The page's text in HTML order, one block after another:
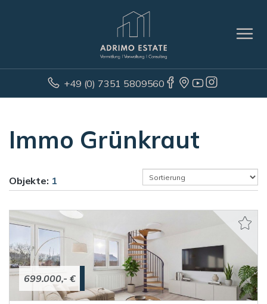
+49 (0) 7351 5809560
Immo Grünkraut
Objekte: 1
699.000,- €